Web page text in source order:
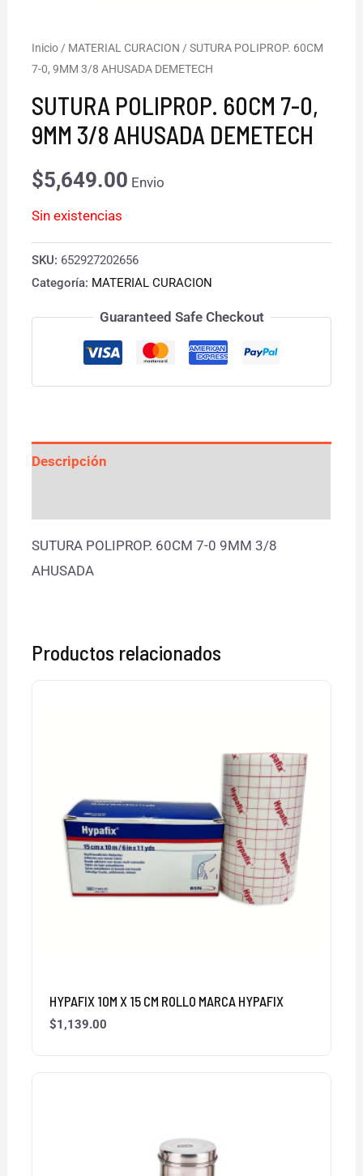
Inicio / MATERIAL CURACION / SUTURA POLIPROP. 60CM
7-0, 9MM 3/8 AHUSADA DEMETECH
SUTURA POLIPROP. 60CM 7-0,
9MM 3/8 AHUSADA DEMETECH
$5,649.00 Envio
Sin existencias
SKU: 652927202656
Categoría: MATERIAL CURACION
Guaranteed Safe Checkout
Descripción
SUTURA POLIPROP. 60CM 7-0 9MM 3/8
AHUSADA
Productos relacionados
HYPAFIX 10M X 15 CM ROLLO MARCA HYPAFIX
$1,139.00